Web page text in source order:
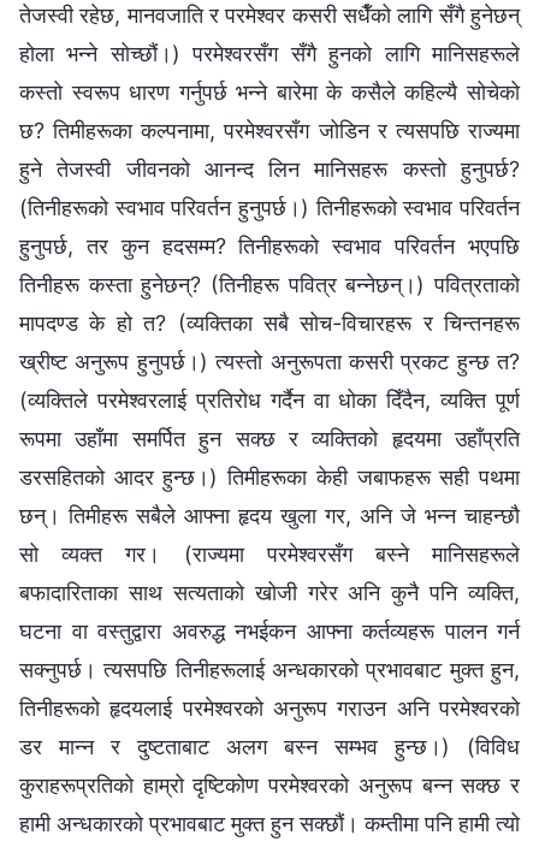
तेजस्वी रहेछ, मानवजाति र परमेश्‍वर कसरी सधैँको लागि सँगै हुनेछन्
होला भन्ने सोच्छौं।) परमेश्‍वरसँग सँगै हुनको लागि मानिसहरूले
कस्तो स्वरूप धारण गर्नुपर्छ भन्‍ने बारेमा के कसैले कहिल्यै सोचेको
छ? तिमीहरूका कल्पनामा, परमेश्‍वरसँग जोडिन र त्यसपछि राज्यमा
हुने तेजस्वी जीवनको आनन्द लिन मानिसहरू कस्तो हुनुपर्छ?
(तिनीहरूको स्वभाव परिवर्तन हुनुपर्छ।) तिनीहरूको स्वभाव परिवर्तन
हुनुपर्छ, तर कुन हदसम्म? तिनीहरूको स्वभाव परिवर्तन भएपछि
तिनीहरू कस्ता हुनेछन्? (तिनीहरू पवित्र बन्‍नेछन्।) पवित्रताको
मापदण्ड के हो त? (व्यक्तिका सबै सोच-विचारहरू र चिन्तनहरू
ख्रीष्ट अनुरूप हुनुपर्छ।) त्यस्तो अनुरूपता कसरी प्रकट हुन्छ त?
(व्यक्तिले परमेश्‍वरलाई प्रतिरोध गर्दैन वा धोका दिँदैन, व्यक्ति पूर्ण
रूपमा उहाँमा समर्पित हुन सक्छ र व्यक्तिको हृदयमा उहाँप्रति
डरसहितको आदर हुन्छ।) तिमीहरूका केही जबाफहरू सही पथमा
छन्। तिमीहरू सबैले आफ्ना हृदय खुला गर, अनि जे भन्न चाहन्छौ
सो व्यक्त गर। (राज्यमा परमेश्‍वरसँग बस्ने मानिसहरूले
बफादारिताका साथ सत्यताको खोजी गरेर अनि कुनै पनि व्यक्ति,
घटना वा वस्तुद्वारा अवरुद्ध नभईकन आफ्ना कर्तव्यहरू पालन गर्न
सक्‍नुपर्छ। त्यसपछि तिनीहरूलाई अन्धकारको प्रभावबाट मुक्त हुन,
तिनीहरूको हृदयलाई परमेश्‍वरको अनुरूप गराउन अनि परमेश्‍वरको
डर मान्न र दुष्टताबाट अलग बस्न सम्भव हुन्छ।) (विविध
कुराहरूप्रतिको हाम्रो दृष्टिकोण परमेश्‍वरको अनुरूप बन्न सक्छ र
हामी अन्धकारको प्रभावबाट मुक्त हुन सक्छौं। कम्तीमा पनि हामी त्यो